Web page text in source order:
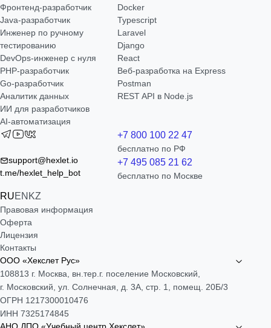
Фронтенд-разработчик
Java-разработчик
Инженер по ручному
тестированию
DevOps-инженер с нуля
РНР-разработчик
Go-разработчик
Аналитик данных
ИИ для разработчиков
AI-автоматизация
Docker
Typescript
Laravel
Django
React
Веб-разработка на Express
Postman
REST API в Node.js
support@hexlet.io
t.me/hexlet_help_bot
RUEN KZ
+7 800 100 22 47
бесплатно по РФ
+7 495 085 21 62
бесплатно по Москве
Правовая информация
Оферта
Лицензия
Контакты
ООО «Хекслет Рус»
108813 г. Москва, вн.тер.г. поселение Московский,
г. Московский, ул. Солнечная, д. 3А, стр. 1, помещ. 20Б/3
ОГРН 1217300010476
ИНН 7325174845